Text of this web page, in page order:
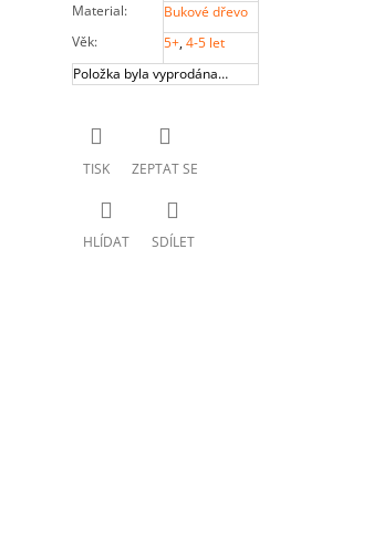
Material:
Bukové dřevo
Věk: 5+,4-5 let
Položka byla vyprodána…
TISK ZEPTAT SE
HLÍDAT SDÍLET